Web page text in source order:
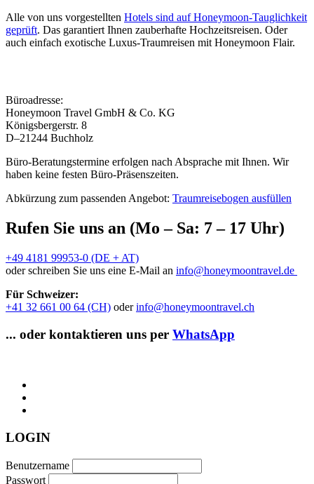
Alle von uns vorgestellten Hotels sind auf Honeymoon-Tauglichkeit
geprüft. Das garantiert Ihnen zauberhafte Hochzeitsreisen. Oder
auch einfach exotische Luxus-Traumreisen mit Honeymoon Flair.
Büroadresse:
Honeymoon Travel GmbH & Co. KG
Königsbergerstr. 8
D–21244 Buchholz
Büro-Beratungstermine erfolgen nach Absprache mit Ihnen. Wir
haben keine festen Büro-Präsenszeiten.
Abkürzung zum passenden Angebot: Traumreisebogen ausfüllen
Rufen Sie uns an (Mo – Sa: 7 – 17 Uhr)
+49 4181 99953-0 (DE + AT)
oder schreiben Sie uns eine E-Mail an info@honeymoontravel.de
Für Schweizer:
+41 32 661 00 64 (CH) oderinfo@honeymoontravel.ch
... oder kontaktieren uns per WhatsApp
LOGIN
Benutzername
Passwort